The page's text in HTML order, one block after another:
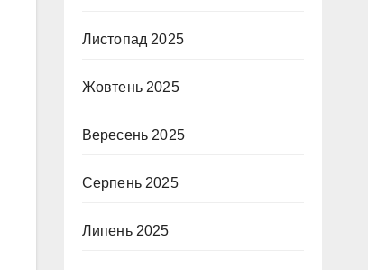
Листопад 2025
Жовтень 2025
Вересень 2025
Серпень 2025
Липень 2025